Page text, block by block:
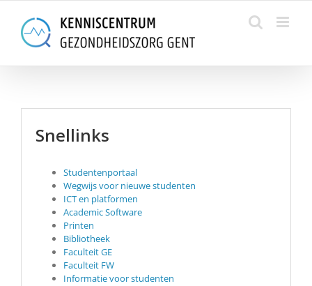
content
Snellinks
Studentenportaal
Wegwijs voor nieuwe studenten
ICT en platformen
Academic Software
Printen
Bibliotheek
Faculteit GE
Faculteit FW
Informatie voor studenten